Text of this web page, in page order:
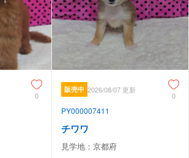
0
販売中 2026/08/07 更新
0
PY000007411
チワワ
見学地：京都府